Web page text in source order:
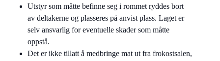
Utstyr som måtte befinne seg i rommet ryddes bort
av deltakerne og plasseres på anvist plass. Laget er
selv ansvarlig for eventuelle skader som måtte
oppstå.
Det er ikke tillatt å medbringe mat ut fra frokostsalen,